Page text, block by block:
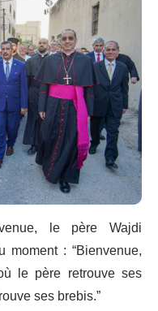
le père Wajdi
: “Bienvenue,
le père retrouve ses
ses brebis.”